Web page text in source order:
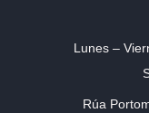
Lunes –
Rúa